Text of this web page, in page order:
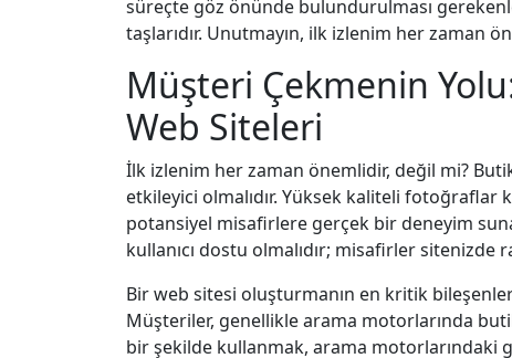
süreçte göz önünde bulundurulması
taşlarıdır. Unutmayın, ilk izlenim her zaman
Müşteri Çekmenin
Web Siteleri
İlk izlenim her zaman önemlidir, değil mi?
etkileyici olmalıdır. Yüksek kaliteli fotoğraflar
potansiyel misafirlere gerçek bir deneyim
kullanıcı dostu olmalıdır; misafirler sitenizde
Bir web sitesi oluşturmanın en kritik
Müşteriler, genellikle arama motorlarında
bir şekilde kullanmak, arama motorlarındaki